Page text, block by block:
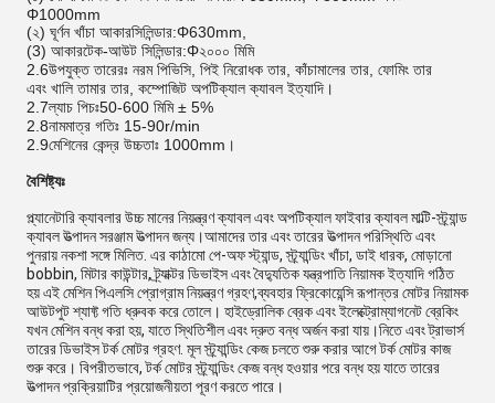
Φ1000mm
(২) ঘূর্ণন খাঁচা আকারসিলিন্ডার:Φ630mm,
(3) আকারটেক-আউট সিলিন্ডার:Φ২০০০ মিমি
2.6উপযুক্ত তারেরঃ নরম পিভিসি, পিই নিরোধক তার, কাঁচামালের তার, ফোমিং তার
এবং খালি তামার তার, কম্পোজিট অপটিক্যাল ক্যাবল ইত্যাদি।
2.7ল্যাচ পিচঃ50-600 মিমি ± 5%
2.8নামমাত্র গতিঃ 15-90r/min
2.9মেশিনের কেন্দ্র উচ্চতাঃ 1000mm।
বৈশিষ্ট্যঃ
প্ল্যানেটারি ক্যাবলার উচ্চ মানের নিয়ন্ত্রণ ক্যাবল এবং অপটিক্যাল ফাইবার ক্যাবল মাল্টি-স্ট্র্যান্ড
ক্যাবল উত্পাদন সরঞ্জাম উত্পাদন জন্য।আমাদের তার এবং তারের উত্পাদন পরিস্থিতি এবং
পুনরায় নকশা সঙ্গে মিলিত. এর কাঠামো পে-অফ স্ট্যান্ড, স্ট্র্যান্ডিং খাঁচা, ডাই ধারক, মোড়ানো
bobbin, মিটার কাউন্টার, ট্র্যাক্টর ডিভাইস এবং বৈদ্যুতিক যন্ত্রপাতি নিয়ামক ইত্যাদি গঠিত
হয় এই মেশিন পিএলসি প্রোগ্রাম নিয়ন্ত্রণ গ্রহণ,ব্যবহার ফ্রিকোয়েন্সি রূপান্তর মোটর নিয়ামক
আউটপুট শ্যাফ্ট গতি ধ্রুবক করে তোলে। হাইড্রোলিক ব্রেক এবং ইলেক্ট্রোম্যাগনেট ব্রেকিং
যখন মেশিন বন্ধ করা হয়, যাতে স্থিতিশীল এবং দ্রুত বন্ধ অর্জন করা যায়।নিতে এবং ট্রাভার্স
তারের ডিভাইস টর্ক মোটর গ্রহণ. মূল স্ট্র্যান্ডিং কেজ চলতে শুরু করার আগে টর্ক মোটর কাজ
শুরু করে। বিপরীতভাবে, টর্ক মোটর স্ট্র্যান্ডিং কেজ বন্ধ হওয়ার পরে বন্ধ হয় যাতে তারের
উত্পাদন প্রক্রিয়াটির প্রয়োজনীয়তা পূরণ করতে পারে।